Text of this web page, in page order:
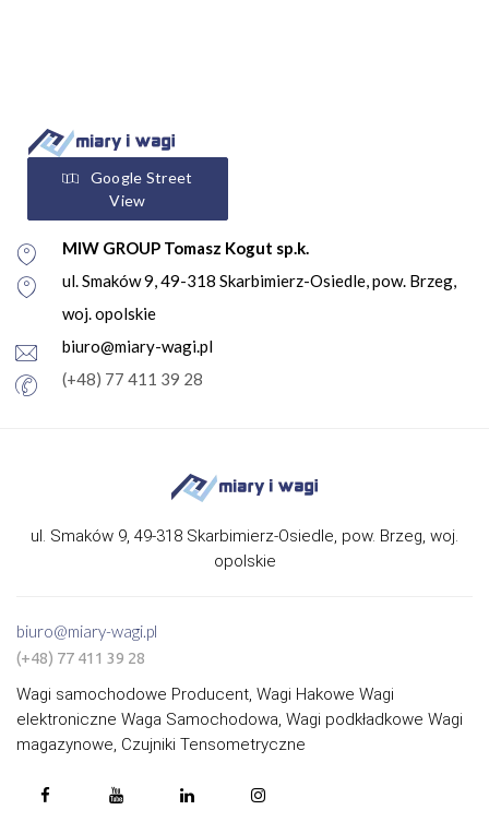
Google Street
View
MIW GROUP Tomasz Kogut sp.k.
ul. Smaków 9, 49-318 Skarbimierz-Osiedle, pow. Brzeg,
woj. opolskie
biuro@miary-wagi.pl
(+48) 77 411 39 28
ul. Smaków 9, 49-318 Skarbimierz-Osiedle, pow. Brzeg, woj.
opolskie
biuro@miary-wagi.pl
(+48) 77 411 39 28
Wagi samochodowe Producent, Wagi Hakowe Wagi
elektroniczne Waga Samochodowa, Wagi podkładkowe Wagi
magazynowe, Czujniki Tensometryczne